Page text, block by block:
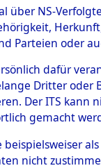
über NS-
Parteien oder
dafür
Dritter
Der ITS
gemacht
beispielsweiser
nicht